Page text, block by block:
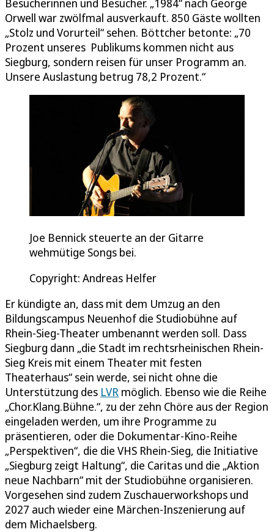
Besucherinnen und Besucher. „1984“ nach George
Orwell war zwölfmal ausverkauft. 850 Gäste wollten
„Stolz und Vorurteil“ sehen. Böttcher betonte: „70
Prozent unseres Publikums kommen nicht aus
Siegburg, sondern reisen für unser Programm an.
Unsere Auslastung betrug 78,2 Prozent.“
Joe Bennick steuerte an der Gitarre
wehmütige Songs bei.
Copyright: Andreas Helfer
Er kündigte an, dass mit dem Umzug an den
Bildungscampus Neuenhof die Studiobühne auf
Rhein-Sieg-Theater umbenannt werden soll. Dass
Siegburg dann „die Stadt im rechtsrheinischen Rhein-
Sieg Kreis mit einem Theater mit festen
Theaterhaus“ sein werde, sei nicht ohne die
Unterstützung des LVR möglich. Ebenso wie die Reihe
„Chor.Klang.Bühne.“, zu der zehn Chöre aus der Region
eingeladen werden, um ihre Programme zu
präsentieren, oder die Dokumentar-Kino-Reihe
„Perspektiven“, die die VHS Rhein-Sieg, die Initiative
„Siegburg zeigt Haltung“, die Caritas und die „Aktion
neue Nachbarn“ mit der Studiobühne organisieren.
Vorgesehen sind zudem Zuschauerworkshops und
2027 auch wieder eine Märchen-Inszenierung auf
dem Michaelsberg.